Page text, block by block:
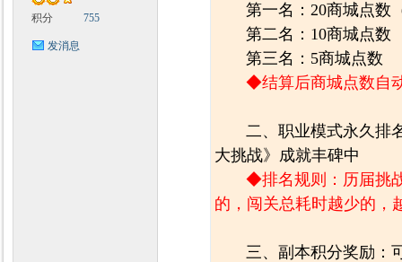
积分 755
发消息
第一名：20商城点数
第二名：10商城点数
第三名：5商城点数
◆结算后商城点数自
二、职业模式永久排
大挑战》成就丰碑中
◆排名规则：历届挑
的，闯关总耗时越少的，
三、副本积分奖励：